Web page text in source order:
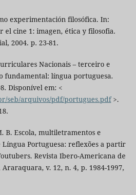
experimentación filosófica. In:
el cine 1: imagen, ética y filosofia.
2004. p. 23-81.
Nacionais – terceiro e
fundamental: língua portuguesa.
Disponível em: <
seb/arquivos/pdf/portugues.pdf>.
B. Escola, multiletramentos e
Língua Portuguesa: reflexões a partir
Revista Ibero-Americana de
Araraquara, v. 12, n. 4, p. 1984-1997,